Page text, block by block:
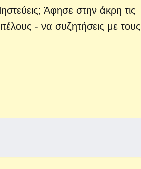
Άφησε στην άκρη τις
- να συζητήσεις με τους